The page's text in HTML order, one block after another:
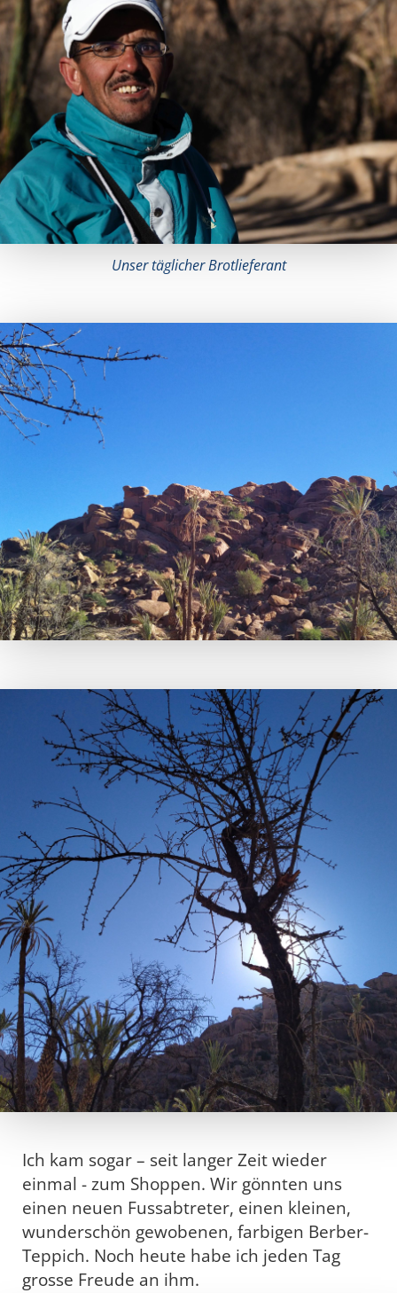
Unser täglicher Brotlieferant
Ich kam sogar – seit langer Zeit wieder
einmal - zum Shoppen. Wir gönnten uns
einen neuen Fussabtreter, einen kleinen,
wunderschön gewobenen, farbigen Berber-
Teppich. Noch heute habe ich jeden Tag
grosse Freude an ihm.